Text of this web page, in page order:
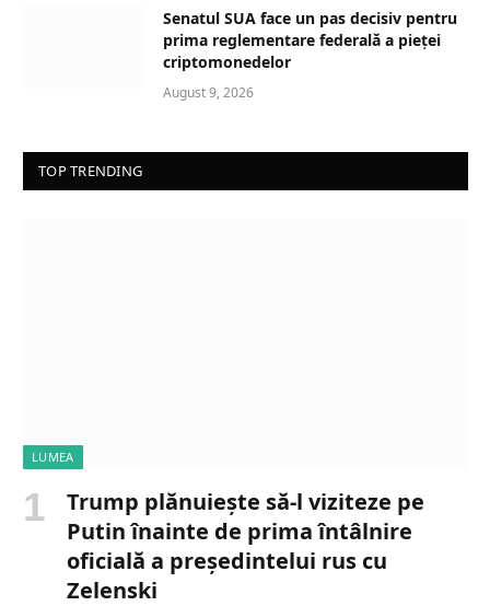
Senatul SUA face un pas decisiv pentru
prima reglementare federală a pieței
criptomonedelor
August 9, 2026
TOP TRENDING
LUMEA
Trump plănuiește să-l viziteze pe
Putin înainte de prima întâlnire
oficială a președintelui rus cu
Zelenski